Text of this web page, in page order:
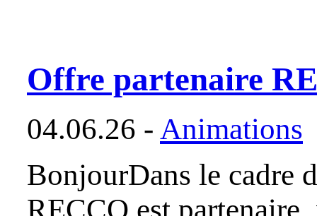
Offre partenaire
04.06.26 - Animations
BonjourDans le cadre